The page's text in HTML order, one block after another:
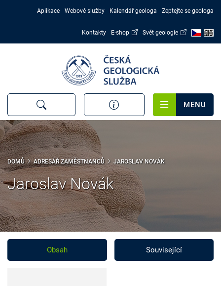
Aplikace Webové služby Kalendář geologa Zeptejte se geologa
Kontakty E-shop Svět geologie
MENU
DOMŮ ADRESÁŘ ZAMĚSTNANCŮ JAROSLAV NOVÁK
Jaroslav Novák
Obsah Související